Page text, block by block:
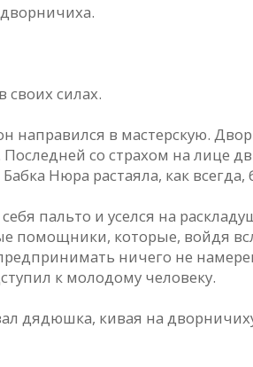
силах.
в мастерскую.
со страхом на лице
Нюра растаяла, как всегда,
пальто и уселся на
помощники, которые, войдя
ничего не
к молодому человеку.
дядюшка, кивая на